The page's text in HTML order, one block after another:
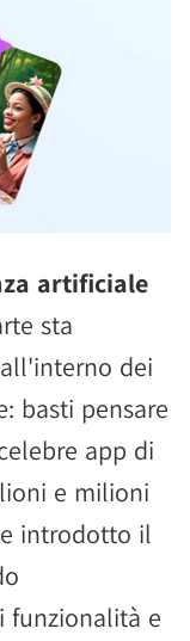
artificiale
sta
dei
basti pensare
app di
e milioni
introdotto il
funzionalità e